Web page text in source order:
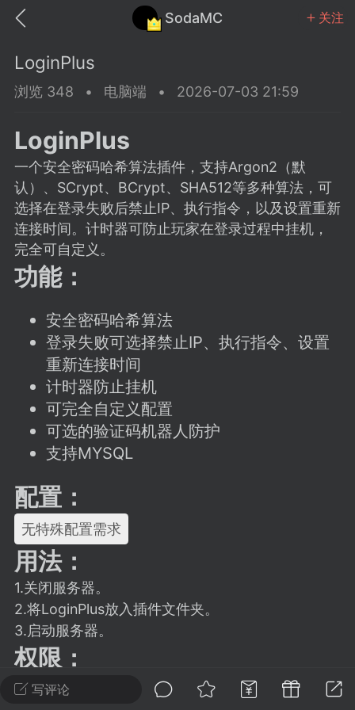
SodaMC 关注
中文社区 SodaMC
教程
潮涌核心
永久赞助者
11-27 02:06
电脑端 社区规则
议贴】SodaMC 的改进与建议 🧃
社区的建议&反馈板块，欢迎每
在这里畅所欲言，提出你对 社区功能、
、管理方式等方面 的任何想法！...
11
潮涌核心
24 23:37
电脑端
主页反馈贴
反馈你遇到的问题 以及 你期望的功能等
不方便可尝试通过邮箱与作者进行反馈
写评论
LoginPlus
浏览 348 • 电脑端 • 2026-07-03 21:59
LoginPlus
一个安全密码哈希算法插件，支持Argon2（默
认）、SCrypt、BCrypt、SHA512等多种算法，可
选择在登录失败后禁止IP、执行指令，以及设置重新
连接时间。计时器可防止玩家在登录过程中挂机，
完全可自定义。
功能：
安全密码哈希算法
登录失败可选择禁止IP、执行指令、设置
重新连接时间
计时器防止挂机
可完全自定义配置
可选的验证码机器人防护
支持MYSQL
配置：
无特殊配置需求
用法：
1.关闭服务器。
2.将LoginPlus放入插件文件夹。
3.启动服务器。
权限：
暂无提供权限相关信息